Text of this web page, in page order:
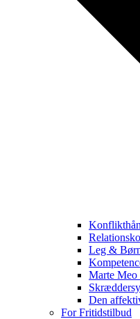
Leg &
Marte Meo
Den
For Fritidstilbud